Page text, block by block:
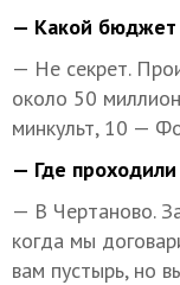
— Какой бюджет
— Не секрет.
около 50
минкульт, 10 —
— Где
— В Чертаново.
когда мы
вам пустырь, но